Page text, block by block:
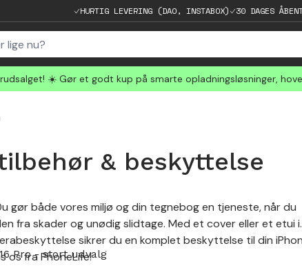
HURTIG LEVERING (DAO, INSTABOX) 30 DAGES
☀️ Gør et godt kup på smarte opladningsløsninger,
& beskyttelse
gør både vores miljø og din tegnebog en tjeneste, når du
fra skader og unødig slidtage. Med et cover eller et etui i
sikrer du en komplet beskyttelse til din
os fra PhoneLife!
Pro - stort udvalg